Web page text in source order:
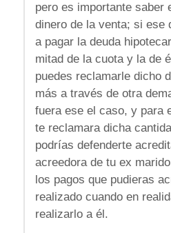
pero es importante saber
dinero de la venta; si ese
a pagar la deuda
mitad de la cuota y la de
puedes reclamarle dicho
más a través de otra
fuera ese el caso, y para
te reclamara dicha
podrías defenderte
acreedora de tu ex
los pagos que pudieras
realizado cuando en
realizarlo a él.